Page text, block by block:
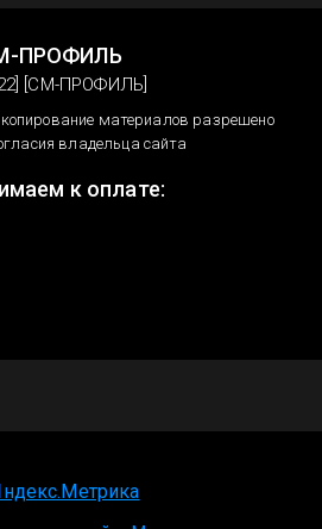
ПРОФИЛЬ
[СМ-ПРОФИЛЬ]
копирование материалов разрешено
владельца сайта
к оплате: